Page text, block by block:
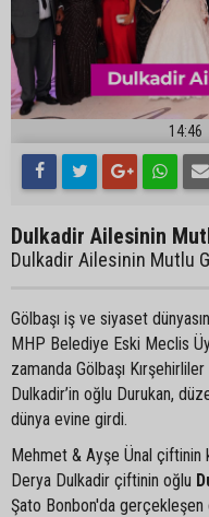
14:46
Dulkadir Ailesinin
Dulkadir Ailesinin Mutlu
Gölbaşı iş ve siyaset
MHP Belediye Eski Meclis
zamanda Gölbaşı
Dulkadir’in oğlu Durukan,
dünya evine girdi.
Mehmet & Ayşe Ünal çiftinin
Derya Dulkadir çiftinin oğlu
Şato Bonbon'da gerçekleşen